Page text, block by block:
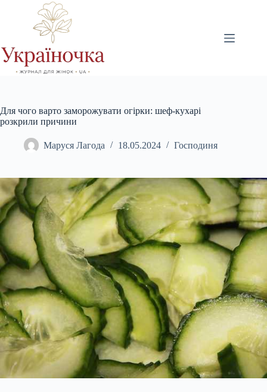
Для чого варто заморожувати огірки: шеф-кухарі
розкрили причини
Маруся Лагода 18.05.2024 Господиня